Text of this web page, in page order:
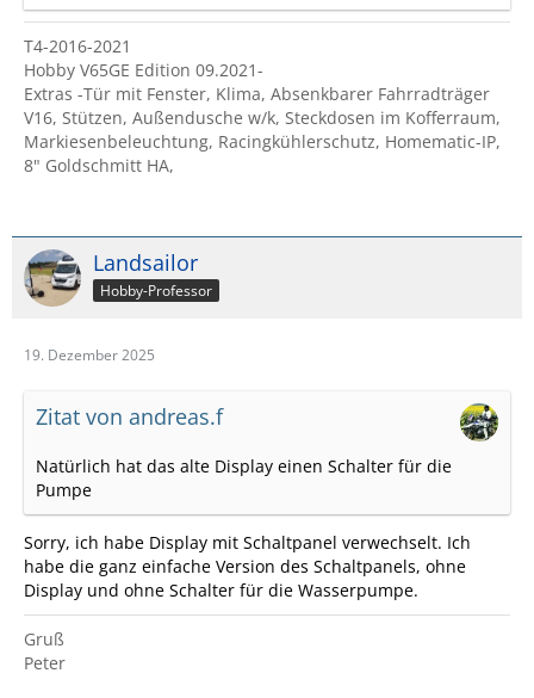
T4-2016-2021
Hobby V65GE Edition 09.2021-
Extras -Tür mit Fenster, Klima, Absenkbarer Fahrradträger
V16, Stützen, Außendusche w/k, Steckdosen im Kofferraum,
Markiesenbeleuchtung, Racingkühlerschutz, Homematic-IP,
8" Goldschmitt HA,
Landsailor
Hobby-Professor
19. Dezember 2025
Zitat von andreas.f
Natürlich hat das alte Display einen Schalter für die
Pumpe
Sorry, ich habe Display mit Schaltpanel verwechselt. Ich
habe die ganz einfache Version des Schaltpanels, ohne
Display und ohne Schalter für die Wasserpumpe.
Gruß
Peter